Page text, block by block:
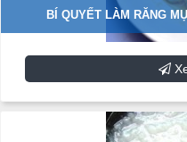
BÍ QUYẾT LÀM RĂNG